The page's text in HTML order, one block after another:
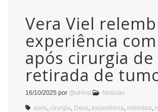
Vera Viel
experiência
após cirurgia de
retirada de
16/10/2025 por @uHost Notícias
após cirurgia Deus experiência relembra